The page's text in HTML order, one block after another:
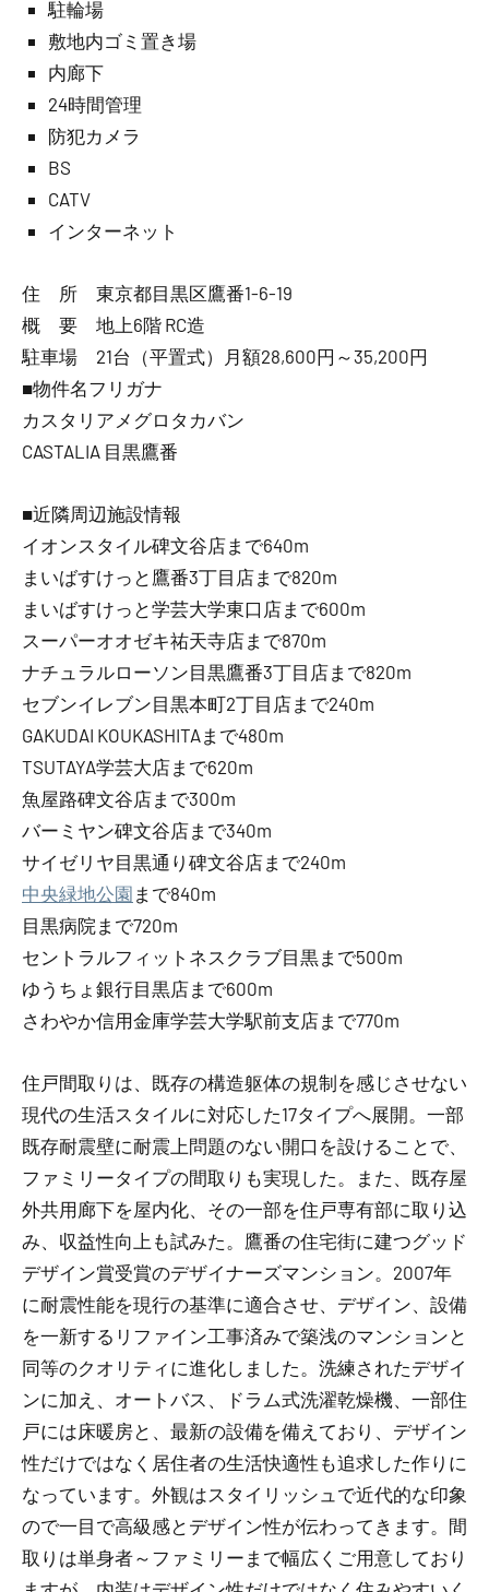
駐輪場
敷地内ゴミ置き場
内廊下
24時間管理
防犯カメラ
BS
CATV
インターネット
住 所 東京都目黒区鷹番1-6-19
概 要 地上6階 RC造
駐車場 21台（平置式）月額28,600円～35,200円
■物件名フリガナ
カスタリアメグロタカバン
CASTALIA 目黒鷹番
■近隣周辺施設情報
イオンスタイル碑文谷店まで640m
まいばすけっと鷹番3丁目店まで820m
まいばすけっと学芸大学東口店まで600m
スーパーオオゼキ祐天寺店まで870m
ナチュラルローソン目黒鷹番3丁目店まで820m
セブンイレブン目黒本町2丁目店まで240m
GAKUDAI KOUKASHITAまで480m
TSUTAYA学芸大店まで620m
魚屋路碑文谷店まで300m
バーミヤン碑文谷店まで340m
サイゼリヤ目黒通り碑文谷店まで240m
中央緑地公園 まで840m
目黒病院まで720m
セントラルフィットネスクラブ目黒まで500m
ゆうちょ銀行目黒店まで600m
さわやか信用金庫学芸大学駅前支店まで770m
住戸間取りは、既存の構造躯体の規制を感じさせない
現代の生活スタイルに対応した17タイプへ展開。一部
既存耐震壁に耐震上問題のない開口を設けることで、
ファミリータイプの間取りも実現した。また、既存屋
外共用廊下を屋内化、その一部を住戸専有部に取り込
み、収益性向上も試みた。鷹番の住宅街に建つグッド
デザイン賞受賞のデザイナーズマンション。2007年
に耐震性能を現行の基準に適合させ、デザイン、設備
を一新するリファイン工事済みで築浅のマンションと
同等のクオリティに進化しました。洗練されたデザイ
ンに加え、オートバス、ドラム式洗濯乾燥機、一部住
戸には床暖房と、最新の設備を備えており、デザイン
性だけではなく居住者の生活快適性も追求した作りに
なっています。外観はスタイリッシュで近代的な印象
ので一目で高級感とデザイン性が伝わってきます。間
取りは単身者～ファミリーまで幅広くご用意しており